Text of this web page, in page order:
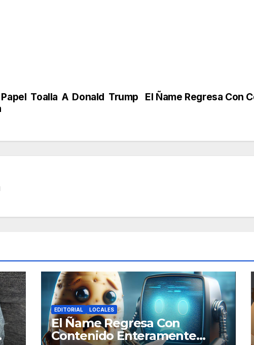
El Ñame Regresa Con
Toalla A Donald Trump
EDITORIAL LOCALES
El Ñame Regresa Con
Contenido Enteramente